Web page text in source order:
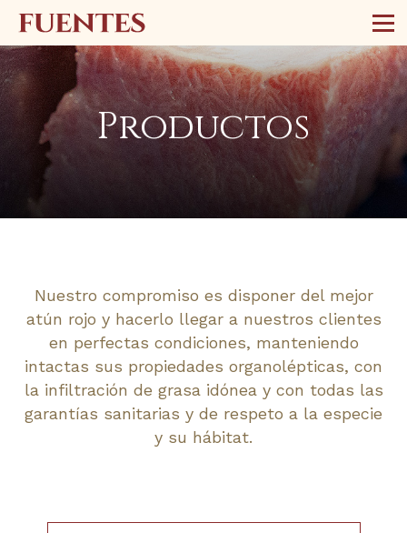
Productos
Nuestro compromiso es disponer del mejor
atún rojo y hacerlo llegar a nuestros clientes
en perfectas condiciones, manteniendo
intactas sus propiedades organolépticas, con
la infiltración de grasa idónea y con todas las
garantías sanitarias y de respeto a la especie
y su hábitat.